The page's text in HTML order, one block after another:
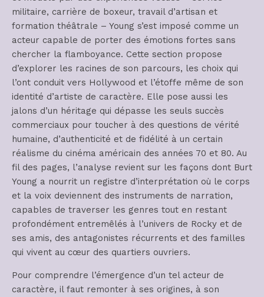
militaire, carrière de boxeur, travail d’artisan et
formation théâtrale – Young s’est imposé comme un
acteur capable de porter des émotions fortes sans
chercher la flamboyance. Cette section propose
d’explorer les racines de son parcours, les choix qui
l’ont conduit vers Hollywood et l’étoffe même de son
identité d’artiste de caractère. Elle pose aussi les
jalons d’un héritage qui dépasse les seuls succès
commerciaux pour toucher à des questions de vérité
humaine, d’authenticité et de fidélité à un certain
réalisme du cinéma américain des années 70 et 80. Au
fil des pages, l’analyse revient sur les façons dont Burt
Young a nourrit un registre d’interprétation où le corps
et la voix deviennent des instruments de narration,
capables de traverser les genres tout en restant
profondément entremêlés à l’univers de Rocky et de
ses amis, des antagonistes récurrents et des familles
qui vivent au cœur des quartiers ouvriers.
Pour comprendre l’émergence d’un tel acteur de
caractère, il faut remonter à ses origines, à son